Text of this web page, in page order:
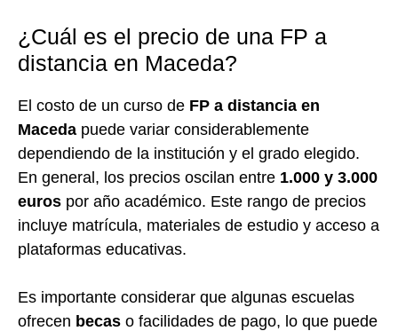
¿Cuál es el precio de una FP a
distancia en Maceda?
El costo de un curso de FP a distancia en
Maceda puede variar considerablemente
dependiendo de la institución y el grado elegido.
En general, los precios oscilan entre 1.000 y 3.000
euros por año académico. Este rango de precios
incluye matrícula, materiales de estudio y acceso a
plataformas educativas.
Es importante considerar que algunas escuelas
ofrecen becas o facilidades de pago, lo que puede